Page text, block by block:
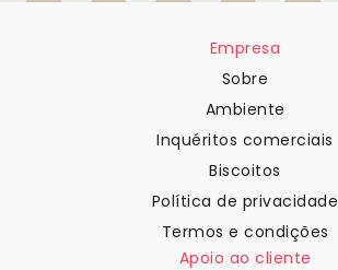
Empresa
Sobre
Ambiente
Inquéritos comerciais
Biscoitos
Política de privacidade
Termos e condições
Apoio ao cliente